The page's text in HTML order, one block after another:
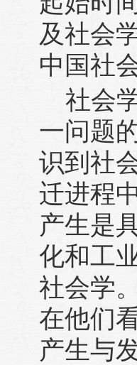
及社会
中国社
社会
一问题
识到社
迁进程
产生是
化和工
社会学
在他们
产生与